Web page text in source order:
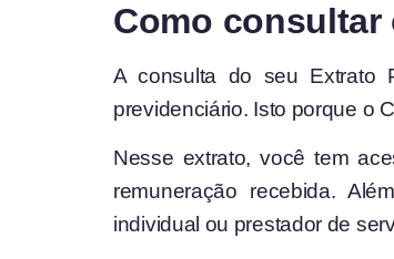
Como consultar
A consulta do seu Extrato
previdenciário. Isto porque o
Nesse extrato, você tem
remuneração recebida.
individual ou prestador de